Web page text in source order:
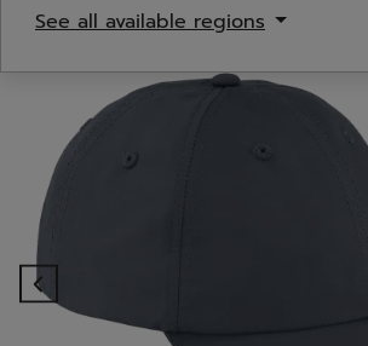
See all available regions